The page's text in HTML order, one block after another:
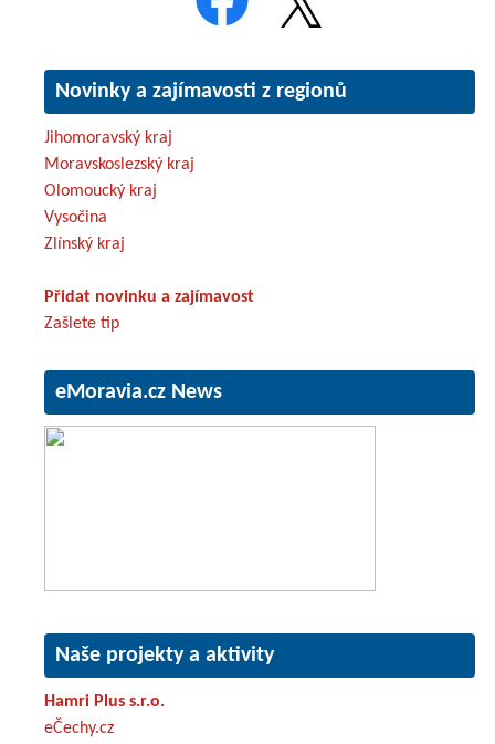
Novinky a zajímavosti z regionů
Jihomoravský kraj
Moravskoslezský kraj
Olomoucký kraj
Vysočina
Zlínský kraj
Přidat novinku a zajímavost
Zašlete tip
eMoravia.cz News
Naše projekty a aktivity
Hamri Plus s.r.o.
eČechy.cz